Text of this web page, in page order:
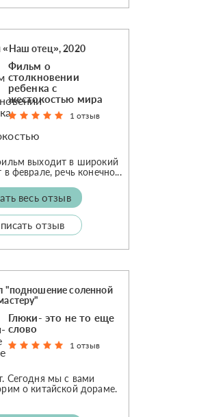
отец», 2020
Фильм о
столкновении
ребенка с
жестокостью мира
1 отзыв
выходит в широкий
в феврале, речь конечно...
весь отзыв
отзыв
"подношение соленной
Глюки- это не то еще
слово
1 отзыв
Сегодня мы с вами
о китайской дораме.